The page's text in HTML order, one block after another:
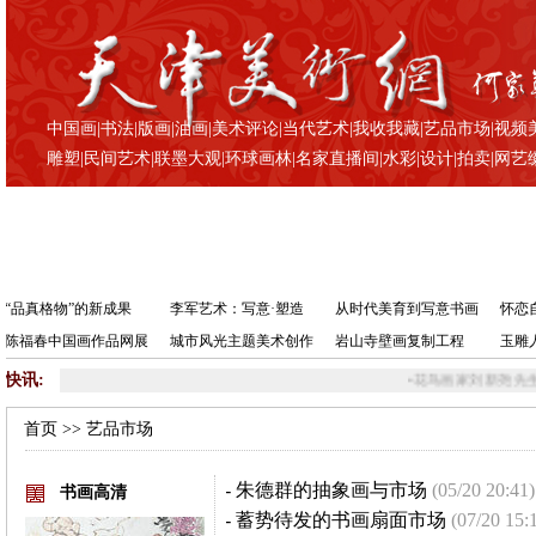
中国画 |书法 版画 |油画 |美术评论 当代艺术 |我收我藏 |艺品市场 |视频
雕塑 民间艺术 |联墨大观 |环球画林 |名家直播间 |水彩 |设计 |拍卖 网艺
“品真格物”的新成果 李军艺术：写意·塑造 从时代美育到写意书画
怀恋
陈福春中国画作品网展
城市风光主题美术创作 岩山寺壁画复制工程 玉雕
快讯: 花鸟画家刘新尧先生赴
首页 >> 艺品市场
书画高清 -朱德群的抽象画与市场 (05/20 20:41)
-蓄势待发的书画扇面市场 (07/20